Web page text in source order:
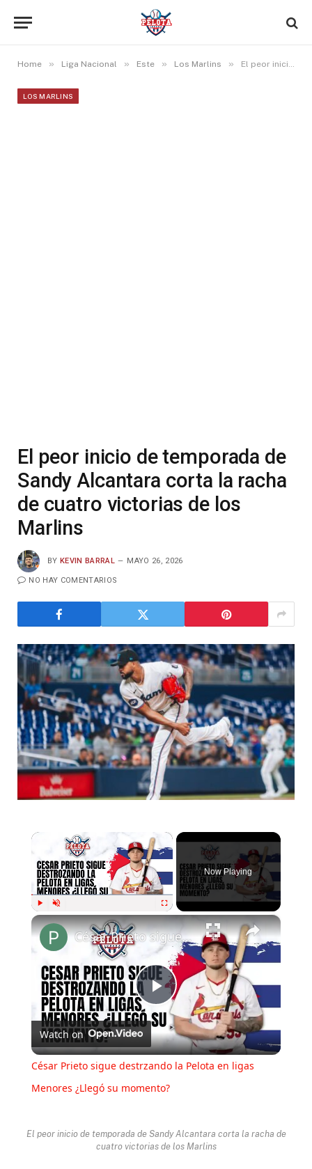
Home » Liga Nacional » Este » Los Marlins » El peor inicio de temporada de Sandy Alcantara corta la racha de cuatro victorias de los Marlins
LOS MARLINS
El peor inicio de temporada de
Sandy Alcantara corta la racha
de cuatro victorias de los
Marlins
BY KEVIN BARRAL MAYO 26, 2026
NO HAY COMENTARIOS
×
Play Unmute Fullscreen
Now Playing
×
Play
Video
César Prieto sigue destrzando la Pelota en ligas Menores ¿Llegó su momento?
Watch on
César Prieto sigue destrzando la Pelota en ligas
Menores ¿Llegó su momento?
El peor inicio de temporada de Sandy Alcantara corta la racha de
cuatro victorias de los Marlins